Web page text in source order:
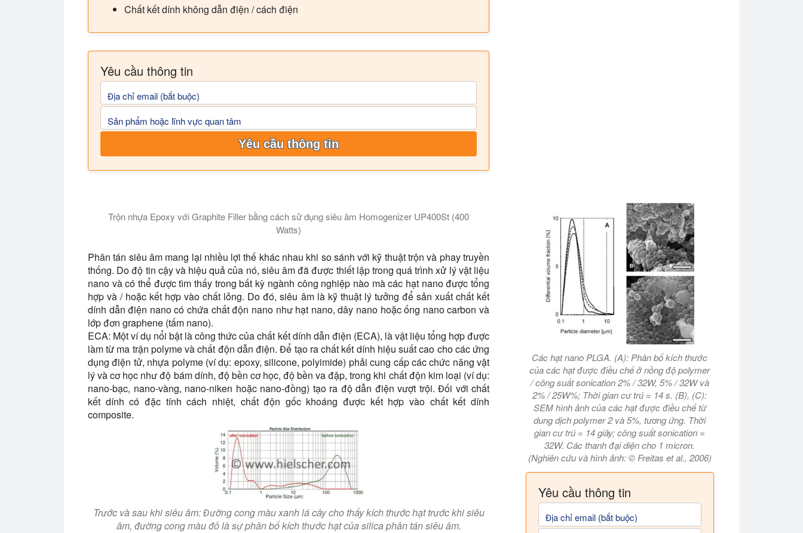
Chất kết dính không dẫn điện / cách điện
Yêu cầu thông tin
Địa chỉ email (bắt buộc)
Sản phẩm hoặc lĩnh vực quan tâm
Yêu cầu thông tin
Trộn nhựa Epoxy với Graphite Filler bằng cách sử dụng siêu âm Homogenizer UP400St (400
Watts)
Video cho thấy siêu âm trộn và phân tán than chì trong 250mL nhựa Epoxy (Toolcraft L), sử dụng một homogenizer siêu âm (UP400St, Hielscher Ultrasonics).
Phân tán siêu âm mang lại nhiều lợi thế khác nhau khi so sánh với kỹ thuật trộn và phay truyền
thống. Do độ tin cậy và hiệu quả của nó, siêu âm đã được thiết lập trong quá trình xử lý vật liệu
nano và có thể được tìm thấy trong bất kỳ ngành công nghiệp nào mà các hạt nano được tổng
hợp và / hoặc kết hợp vào chất lỏng. Do đó, siêu âm là kỹ thuật lý tưởng để sản xuất chất kết
dính dẫn điện nano có chứa chất độn nano như hạt nano, dây nano hoặc ống nano carbon và
lớp đơn graphene (tấm nano).
ECA: Một ví dụ nổi bật là công thức của chất kết dính dẫn điện (ECA), là vật liệu tổng hợp được
làm từ ma trận polyme và chất độn dẫn điện. Để tạo ra chất kết dính hiệu suất cao cho các ứng
dụng điện tử, nhựa polyme (ví dụ: epoxy, silicone, polyimide) phải cung cấp các chức năng vật
lý và cơ học như độ bám dính, độ bền cơ học, độ bền va đập, trong khi chất độn kim loại (ví dụ:
nano-bạc, nano-vàng, nano-niken hoặc nano-đồng) tạo ra độ dẫn điện vượt trội. Đối với chất
kết dính có đặc tính cách nhiệt, chất độn gốc khoáng được kết hợp vào chất kết dính
composite.
Trước và sau khi siêu âm: Đường cong màu xanh lá cây cho thấy kích thước hạt trước khi siêu
âm, đường cong màu đỏ là sự phân bố kích thước hạt của silica phân tán siêu âm.
Các hạt nano PLGA. (A): Phân bố kích thước
của các hạt được điều chế ở nồng độ polymer
/ công suất sonication 2% / 32W, 5% / 32W và
2% / 25W%; Thời gian cư trú = 14 s. (B), (C):
SEM hình ảnh của các hạt được điều chế từ
dung dịch polymer 2 và 5%, tương ứng. Thời
gian cư trú = 14 giây; công suất sonication =
32W. Các thanh đại diện cho 1 micron.
(Nghiên cứu và hình ảnh: © Freitas et al., 2006)
Yêu cầu thông tin
Địa chỉ email (bắt buộc)